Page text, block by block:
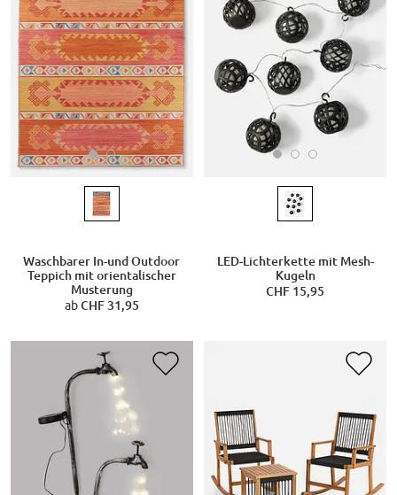
Waschbarer In-und Outdoor
Teppich mit orientalischer
Musterung
abCHF 31,95
LED-Lichterkette mit Mesh-
Kugeln
CHF 15,95